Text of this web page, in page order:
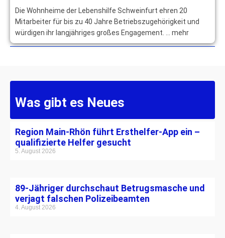
Die Wohnheime der Lebenshilfe Schweinfurt ehren 20
Mitarbeiter für bis zu 40 Jahre Betriebszugehörigkeit und
würdigen ihr langjähriges großes Engagement. … mehr
Was gibt es Neues
Region Main-Rhön führt Ersthelfer-App ein –
qualifizierte Helfer gesucht
5. August 2026
89-Jähriger durchschaut Betrugsmasche und
verjagt falschen Polizeibeamten
4. August 2026